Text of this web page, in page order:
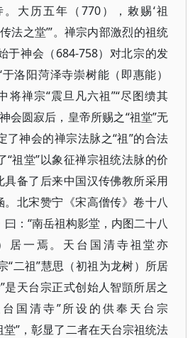
大历五年（770），敕赐‘祖
法之堂’”。禅宗内部激烈的祖统
于神会（684-758）对北宗的发
洛阳菏泽寺崇树能（即惠能）
将禅宗“震旦凡六祖”“尽图缋其
会圆寂后，皇帝所赐之“祖堂”无
了神会的禅宗法脉之“祖”的合法
“祖堂”以象征禅宗祖统法脉的价
具备了后来中国汉传佛教所采用
。北宋赞宁《宋高僧传》卷十八
曰：“南岳祖构影堂，内图二十八
居一焉。天台国清寺祖堂亦
“二祖”慧思（初祖为龙树）所居
是天台宗正式创始人智顗所居之
国清寺”所设的供奉天台宗
堂”，彰显了二者在天台宗祖统法